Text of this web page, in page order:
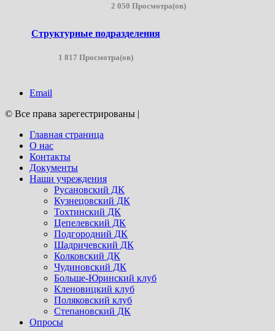
2 050 Просмотра(ов)
Структурные подразделения
1 817 Просмотра(ов)
Email
© Все права зарегестрированы |
Главная страница
О нас
Контакты
Документы
Наши учреждения
Русановский ДК
Кузнецовский ДК
Тохтинский ДК
Цепелевский ДК
Подгородний ДК
Шадричевский ДК
Колковский ДК
Чудиновский ДК
Больше-Юринский клуб
Кленовицкий клуб
Поляковский клуб
Степановский ДК
Опросы